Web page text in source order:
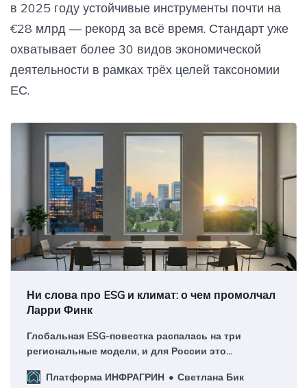
в 2025 году устойчивые инструменты почти на
€28 млрд — рекорд за всё время. Стандарт уже
охватывает более 30 видов экономической
деятельности в рамках трёх целей таксономии
ЕС.
Ни слова про ESG и климат: о чем промолчал
Ларри Финк
Глобальная ESG-повестка распалась на три
региональные модели, и для России это
национальных интересов.
Платформа ИНФРАГРИН Светлана Бик